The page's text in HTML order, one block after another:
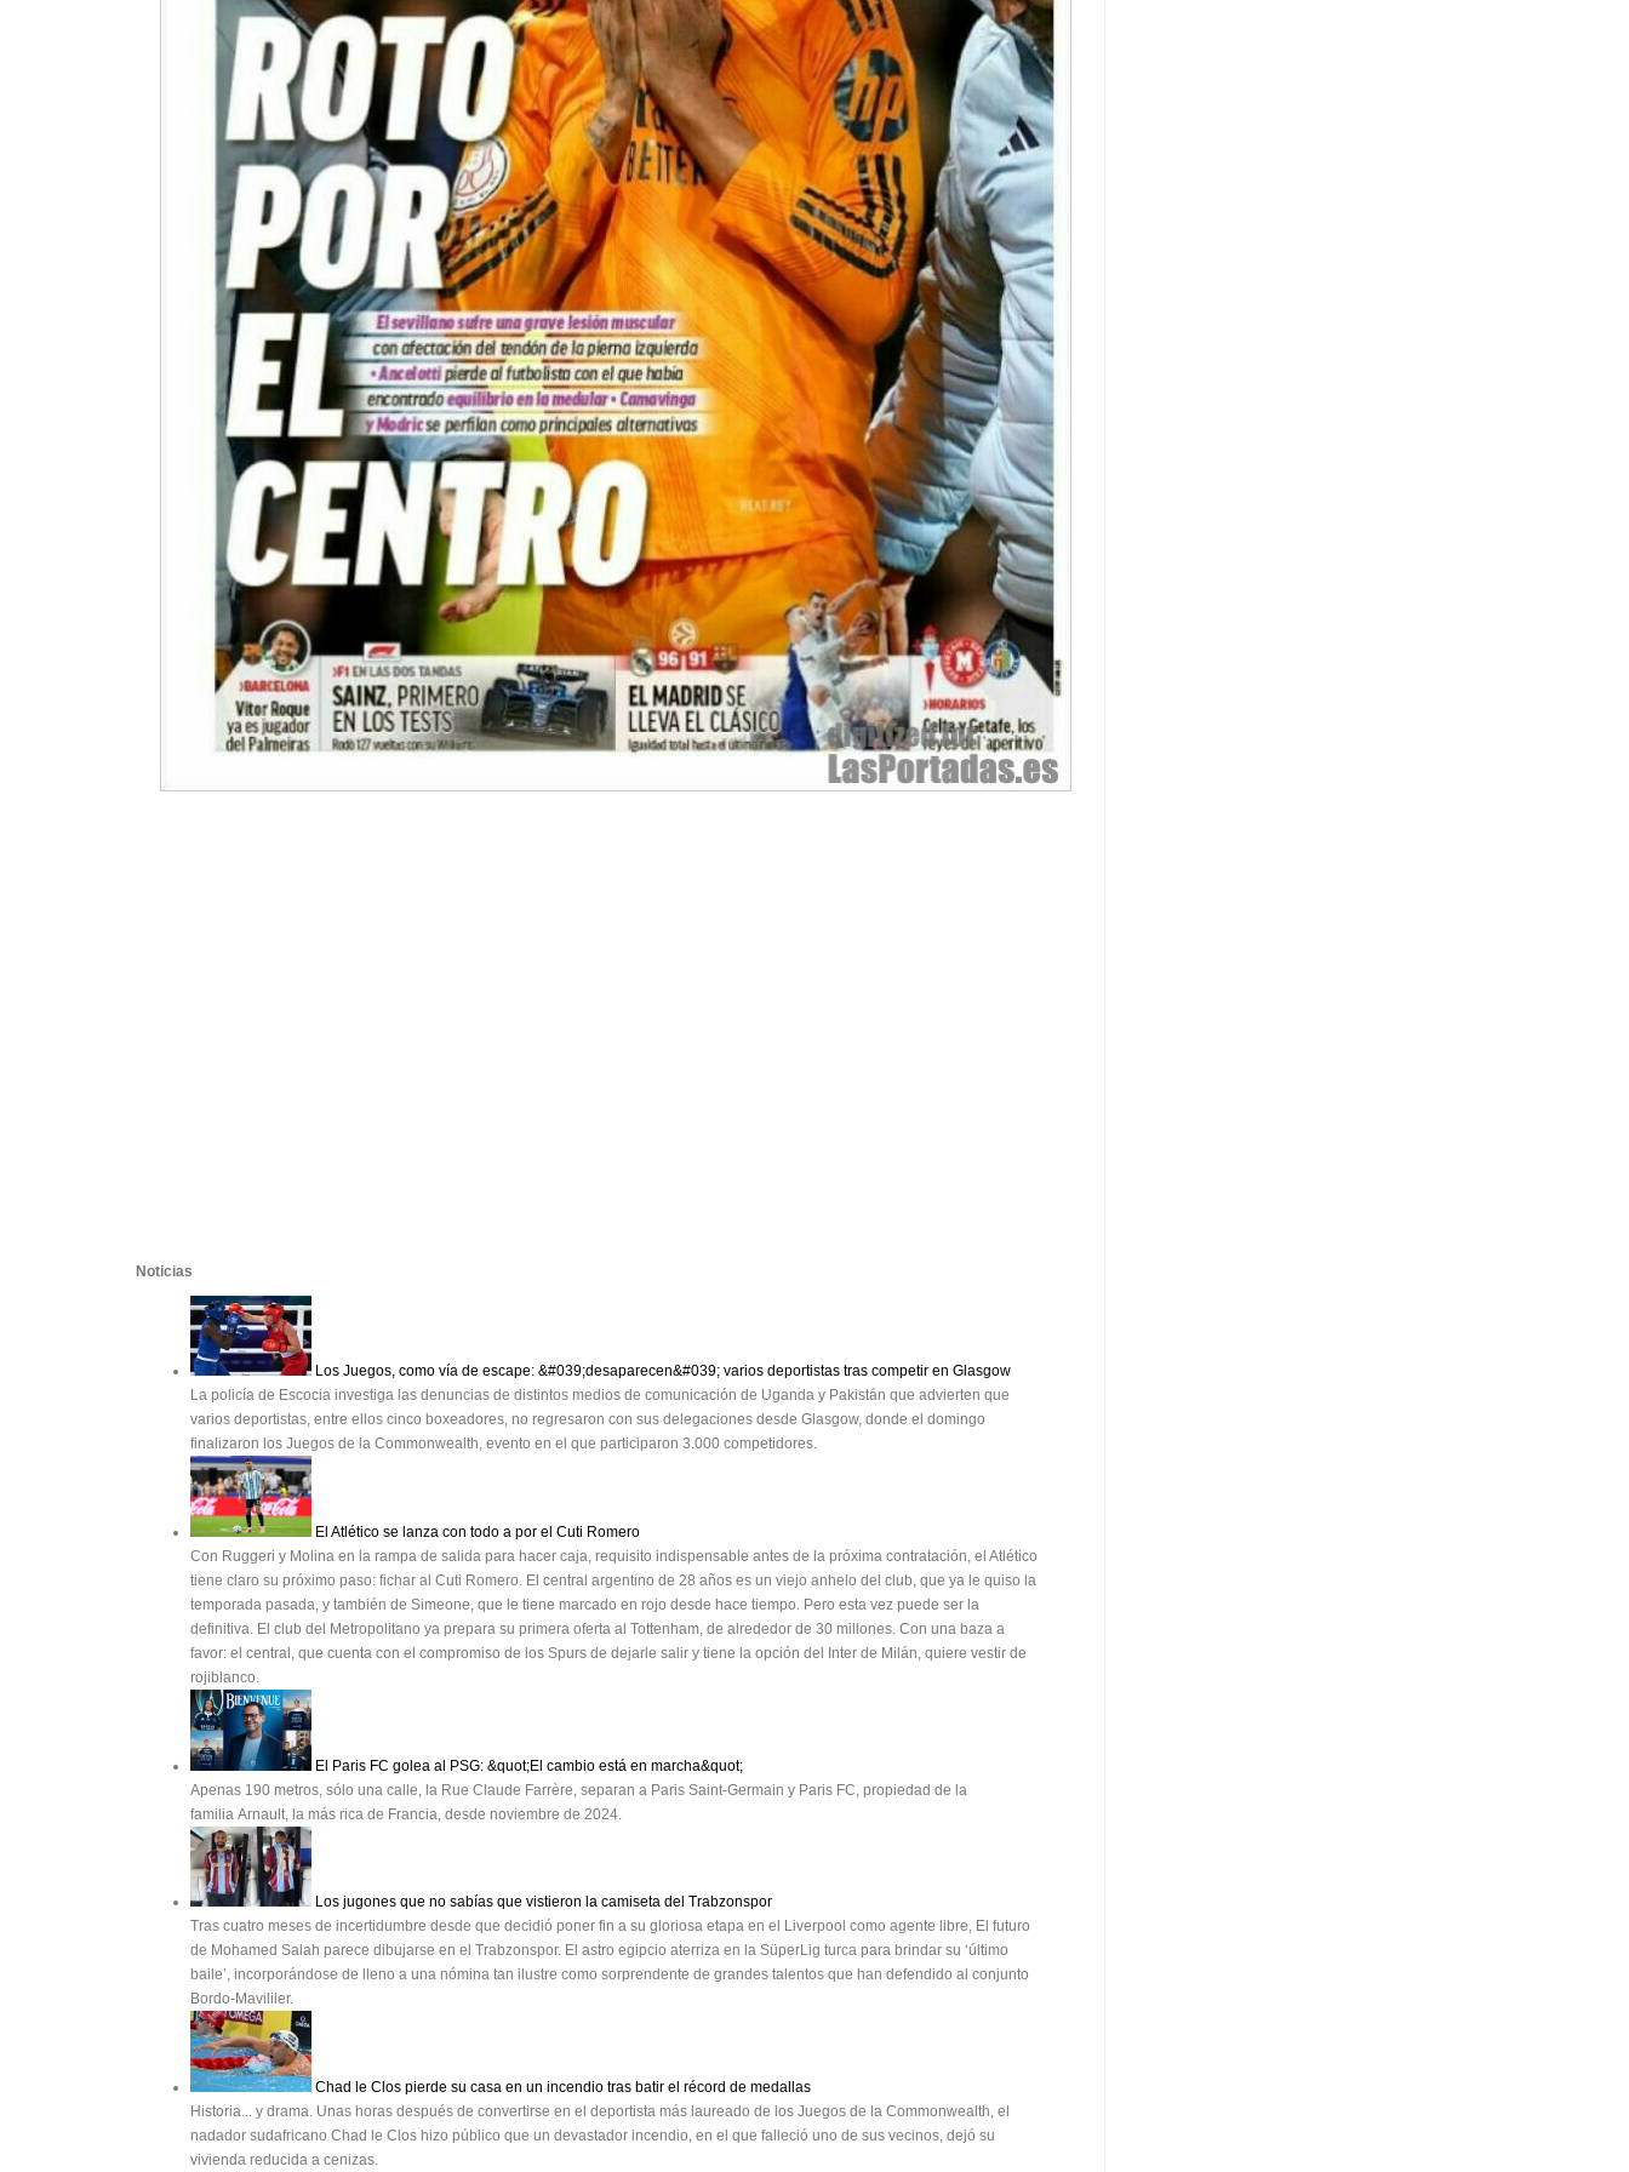
Noticias
Los Juegos, como vía de escape: &#039;desaparecen&#039; varios deportistas tras competir en Glasgow
La policía de Escocia investiga las denuncias de distintos medios de comunicación de Uganda y Pakistán que advierten que
varios deportistas, entre ellos cinco boxeadores, no regresaron con sus delegaciones desde Glasgow, donde el domingo
finalizaron los Juegos de la Commonwealth, evento en el que participaron 3.000 competidores.
El Atlético se lanza con todo a por el Cuti Romero
Con Ruggeri y Molina en la rampa de salida para hacer caja, requisito indispensable antes de la próxima contratación, el Atlético
tiene claro su próximo paso: fichar al Cuti Romero. El central argentino de 28 años es un viejo anhelo del club, que ya le quiso la
temporada pasada, y también de Simeone, que le tiene marcado en rojo desde hace tiempo. Pero esta vez puede ser la
definitiva. El club del Metropolitano ya prepara su primera oferta al Tottenham, de alrededor de 30 millones. Con una baza a
favor: el central, que cuenta con el compromiso de los Spurs de dejarle salir y tiene la opción del Inter de Milán, quiere vestir de
rojiblanco.
El Paris FC golea al PSG: &quot;El cambio está en marcha&quot;
Apenas 190 metros, sólo una calle, la Rue Claude Farrère, separan a Paris Saint-Germain y Paris FC, propiedad de la
familia Arnault, la más rica de Francia, desde noviembre de 2024.
Los jugones que no sabías que vistieron la camiseta del Trabzonspor
Tras cuatro meses de incertidumbre desde que decidió poner fin a su gloriosa etapa en el Liverpool como agente libre, El futuro
de Mohamed Salah parece dibujarse en el Trabzonspor. El astro egipcio aterriza en la SüperLig turca para brindar su ‘último
baile’, incorporándose de lleno a una nómina tan ilustre como sorprendente de grandes talentos que han defendido al conjunto
Bordo-Mavililer.
Chad le Clos pierde su casa en un incendio tras batir el récord de medallas
Historia... y drama. Unas horas después de convertirse en el deportista más laureado de los Juegos de la Commonwealth, el
nadador sudafricano Chad le Clos hizo público que un devastador incendio, en el que falleció uno de sus vecinos, dejó su
vivienda reducida a cenizas.